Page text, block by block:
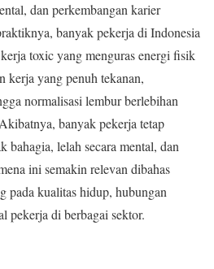
dan perkembangan karier
banyak pekerja di Indonesia
toxic yang menguras energi fisik
kerja yang penuh tekanan,
normalisasi lembur berlebihan
banyak pekerja tetap
bahagia, lelah secara mental, dan
ini semakin relevan dibahas
pada kualitas hidup, hubungan
pekerja di berbagai sektor.